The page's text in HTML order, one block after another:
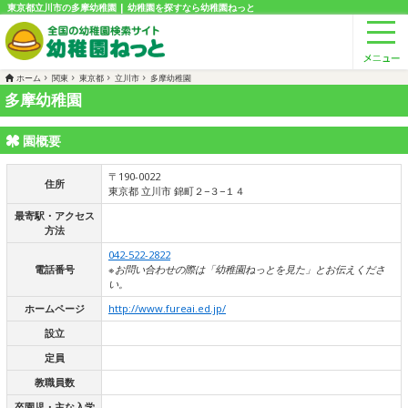
東京都立川市の多摩幼稚園 | 幼稚園を探すなら幼稚園ねっと
ホーム 関東 東京都 立川市 多摩幼稚園
多摩幼稚園
園概要
住所
〒190-0022
東京都 立川市 錦町２−３−１４
最寄駅・アクセス
方法
電話番号
042-522-2822
※お問い合わせの際は「幼稚園ねっとを見た」とお伝えくださ
い。
ホームページ
http://www.fureai.ed.jp/
設立
定員
教職員数